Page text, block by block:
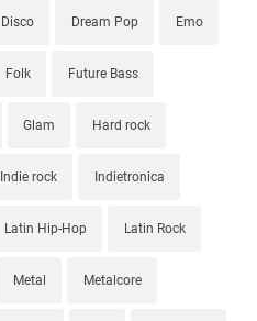
Disco Dream Pop Emo
Folk Future Bass
Glam Hard rock
Indie rock Indietronica
Latin Hip-Hop Latin Rock
Metal Metalcore